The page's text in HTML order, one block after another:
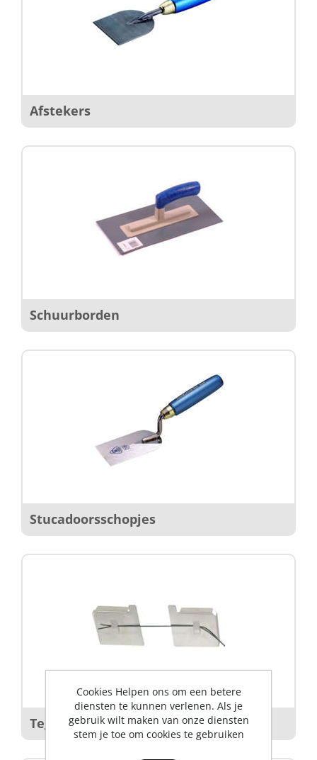
Afstekers
Schuurborden
Stucadoorsschopjes
Tegelzettersgereedschap
Cookies Helpen ons om een betere
diensten te kunnen verlenen. Als je
gebruik wilt maken van onze diensten
stem je toe om cookies te gebruiken